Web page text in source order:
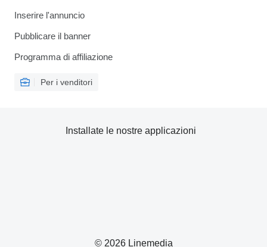
Inserire l'annuncio
Pubblicare il banner
Programma di affiliazione
Per i venditori
© 2026 Linemedia
Installate le nostre applicazioni